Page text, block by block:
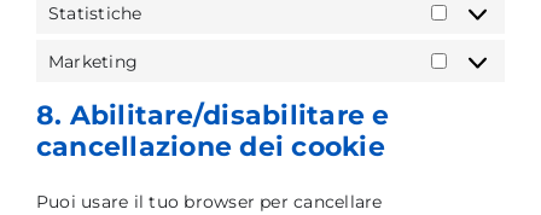
Statistiche
Marketing
Marketing
8. Abilitare/disabilitare e
cancellazione dei cookie
Puoi usare il tuo browser per cancellare